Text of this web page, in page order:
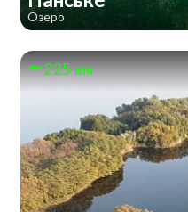
Озеро
225 км